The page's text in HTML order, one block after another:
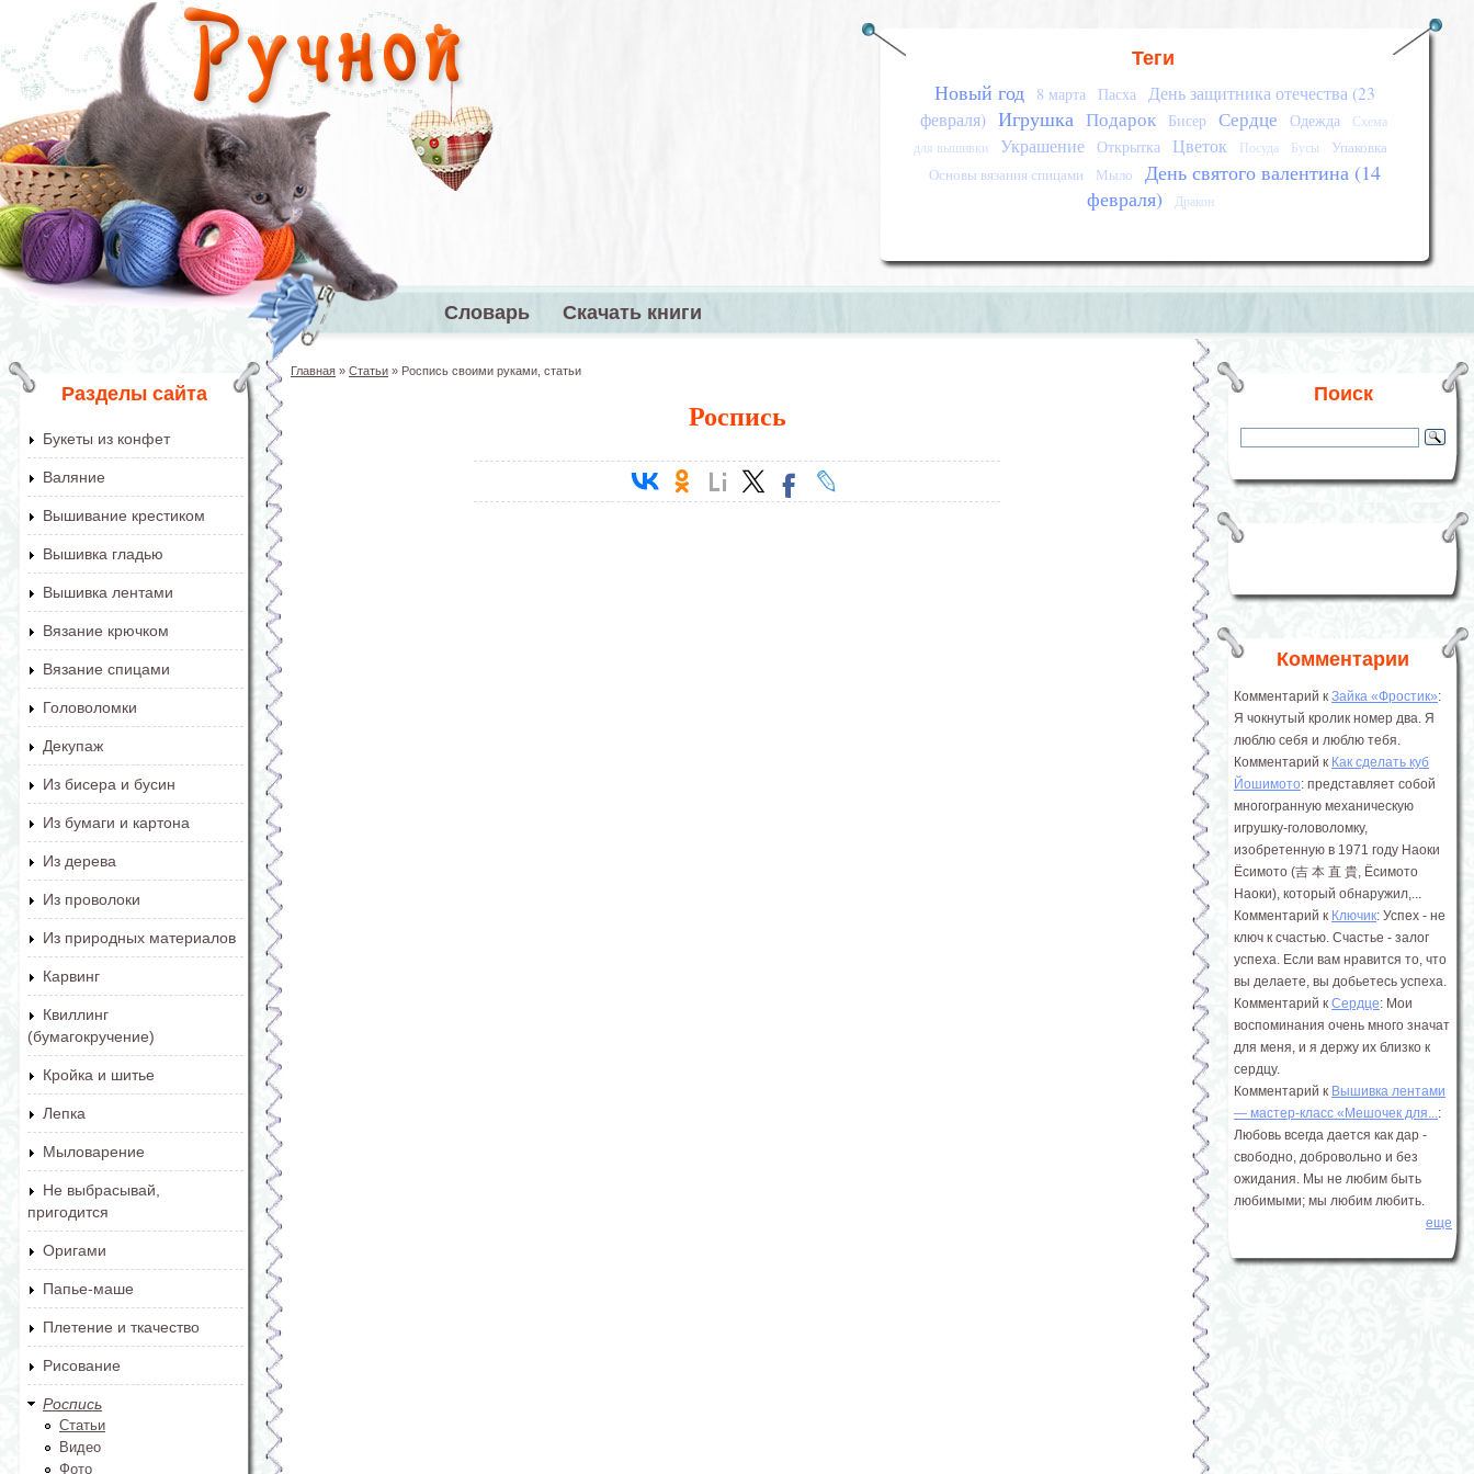
Перейти к основному содержанию
Теги
Новый год 8 марта Пасха День защитника отечества (23
февраля) Игрушка Подарок Бисер Сердце Одежда
Схема
для вышивки
Украшение Открытка Цветок Посуда Бусы
Упаковка
Основы вязания спицами
Мыло
День святого валентина (14
февраля)
Дракон
Главное меню
Словарь Скачать книги
Разделы сайта
Букеты из конфет
Валяние
Вышивание крестиком
Вышивка гладью
Вышивка лентами
Вязание крючком
Вязание спицами
Головоломки
Декупаж
Из бисера и бусин
Из бумаги и картона
Из дерева
Из проволоки
Из природных материалов
Карвинг
Квиллинг
(бумагокручение)
Кройка и шитье
Лепка
Мыловарение
Не выбрасывай,
пригодится
Оригами
Папье-маше
Плетение и ткачество
Рисование
Роспись
Статьи
Видео
Фото
Главная » Статьи » Роспись своими руками, статьи
Роспись
Поиск
Комментарии
Комментарий к Зайка «Фростик»:
Я чокнутый кролик номер два. Я
люблю себя и люблю тебя.
Комментарий к Как сделать куб
Йошимото: представляет собой
многогранную механическую
игрушку-головоломку,
изобретенную в 1971 году Наоки
Ёсимото (吉 本 直 貴, Ёсимото
Наоки), который обнаружил,...
Комментарий к Ключик: Успех - не
ключ к счастью. Счастье - залог
успеха. Если вам нравится то, что
вы делаете, вы добьетесь успеха.
Комментарий к Сердце: Мои
воспоминания очень много значат
для меня, и я держу их близко к
сердцу.
Комментарий к Вышивка лентами
― мастер-класс «Мешочек для...:
Любовь всегда дается как дар -
свободно, добровольно и без
ожидания. Мы не любим быть
любимыми; мы любим любить.
еще